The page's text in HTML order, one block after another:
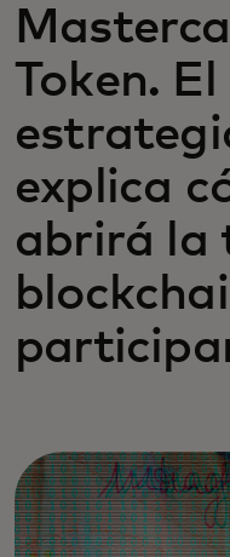
Token.
explica
abrirá la